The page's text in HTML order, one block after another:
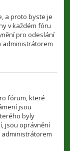
a proto byste je
v každém fóru
pro odeslání
administrátorem
fórum, které
jsou
byly
jsou oprávnění